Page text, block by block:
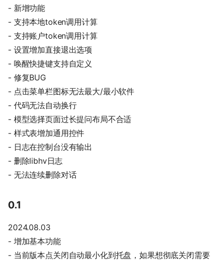
- 新增功能
- 支持本地token调用计算
- 支持账户token调用计算
- 设置增加直接退出选项
- 唤醒快捷键支持自定义
- 修复BUG
- 点击菜单栏图标无法最大/最小软件
- 代码无法自动换行
- 模型选择页面过长提问布局不合适
- 样式表增加通用控件
- 日志在控制台没有输出
- 删除libhv日志
- 无法连续删除对话
0.1
2024.08.03
- 增加基本功能
- 当前版本点关闭自动最小化到托盘，如果想彻底关闭需要